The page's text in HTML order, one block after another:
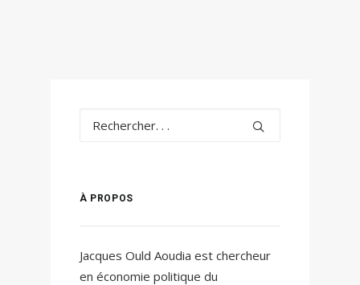
À PROPOS
Jacques Ould Aoudia est chercheur
en économie politique du